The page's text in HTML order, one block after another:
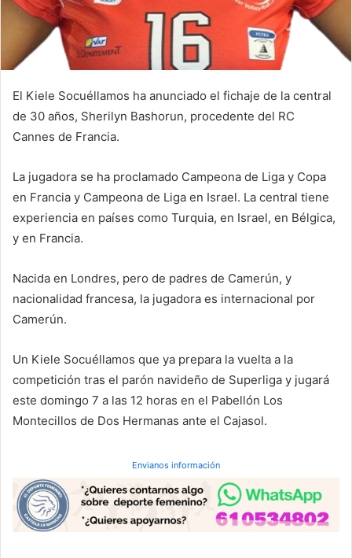
El Kiele Socuéllamos ha anunciado el fichaje de la central
de 30 años, Sherilyn Bashorun, procedente del RC
Cannes de Francia.
La jugadora se ha proclamado Campeona de Liga y Copa
en Francia y Campeona de Liga en Israel. La central tiene
experiencia en países como Turquia, en Israel, en Bélgica,
y en Francia.
Nacida en Londres, pero de padres de Camerún, y
nacionalidad francesa, la jugadora es internacional por
Camerún.
Un Kiele Socuéllamos que ya prepara la vuelta a la
competición tras el parón navideño de Superliga y jugará
este domingo 7 a las 12 horas en el Pabellón Los
Montecillos de Dos Hermanas ante el Cajasol.
Envianos información